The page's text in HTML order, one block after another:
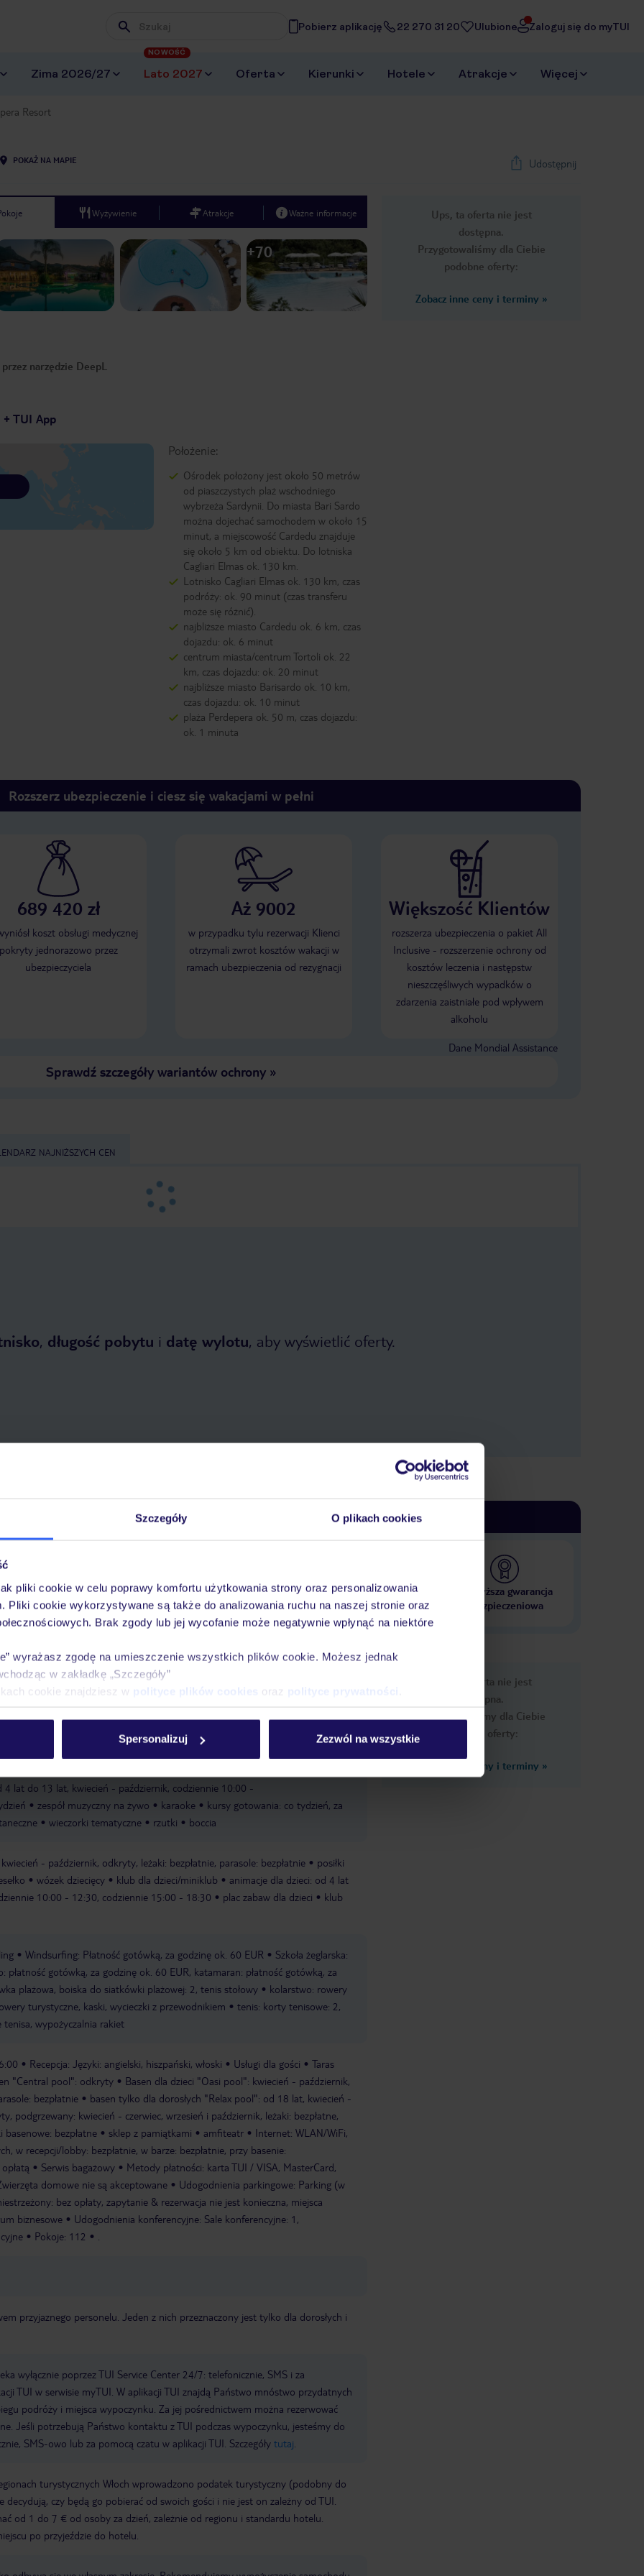
Szczegóły O plikach cookies
pliki cookie w celu poprawy komfortu użytkowania strony oraz personalizowania
Pliki cookie wykorzystywane są także do analizowania ruchu na naszej stronie oraz
Brak zgody lub jej wycofanie może negatywnie wpłynąć na niektóre
wyrażasz zgodę na umieszczenie wszystkich plików cookie. Możesz jednak
w zakładkę „Szczegóły”
cookie znajdziesz w polityce plików cookies oraz polityce prywatności
Spersonalizuj Zezwól na wszystkie
Wpisz frazę, której szukasz
Pobierz aplikację 22 270 31 20 Ulubione Zaloguj się do myTUI
Zima 2026/27 Lato 2027
NOWOŚĆ
Oferta Kierunki Hotele Atrakcje Więcej
Resort
POKAŻ NA MAPIE Udostępnij
Ups, ta oferta nie jest
dostępna.
Przygotowaliśmy dla Ciebie
podobne oferty:
Zobacz inne ceny i terminy »
Wyżywienie Atrakcje Ważne informacje
Next slide
1 /76
+70
narzędzie DeepL
TUI App
Położenie:
Ośrodek położony jest około 50 metrów
od piaszczystych plaż wschodniego
wybrzeża Sardynii. Do miasta Bari Sardo
można dojechać samochodem w około 15
minut, a miejscowość Cardedu znajduje
się około 5 km od obiektu. Do lotniska
Cagliari Elmas ok. 130 km.
Lotnisko Cagliari Elmas ok. 130 km, czas
podróży: ok. 90 minut (czas transferu
może się różnić).
najbliższe miasto Cardedu ok. 6 km, czas
dojazdu: ok. 6 minut
centrum miasta/centrum Tortoli ok. 22
km, czas dojazdu: ok. 20 minut
najbliższe miasto Barisardo ok. 10 km,
czas dojazdu: ok. 10 minut
plaża Perdepera ok. 50 m, czas dojazdu:
ok. 1 minuta
Rozszerz ubezpieczenie i ciesz się wakacjami w pełni
689 420 zł
koszt obsługi medycznej
pokryty jednorazowo przez
ubezpieczyciela
Aż 9002
w przypadku tylu rezerwacji Klienci
otrzymali zwrot kosztów wakacji w
ramach ubezpieczenia od rezygnacji
Większość Klientów
rozszerza ubezpieczenia o pakiet All
Inclusive - rozszerzenie ochrony od
kosztów leczenia i następstw
nieszczęśliwych wypadków o
zdarzenia zaistniałe pod wpływem
alkoholu
Dane Mondial Assistance
Sprawdź szczegóły wariantów ochrony»
NAJNIŻSZYCH CEN
, długość pobytu i datę wylotu, aby wyświetlić oferty.
Dlaczego warto wybrać TUI?
30 lat w Polsce
Tylko u nas opieka na
wakacjach 24/7
10 000 hoteli w ponad 50
krajach
Najwyższa gwarancja
ubezpieczeniowa
Wyżywienie
4 lat do 13 lat, kwiecień - październik, codziennie 10:00 -
zespół muzyczny na żywo karaoke
kursy gotowania: co tydzień, za
wieczorki tematyczne rzutki boccia
- październik, odkryty, leżaki: bezpłatnie, parasole: bezpłatnie
posiłki
wózek dziecięcy klub dla dzieci/miniklub
animacje dla dzieci: od 4 lat
10:00 - 12:30, codziennie 15:00 - 18:30
plac zabaw dla dzieci
klub
Windsurfing: Płatność gotówką, za godzinę ok. 60 EUR
Szkoła żeglarska:
płatność gotówką, za godzinę ok. 60 EUR, katamaran: płatność gotówką, za
plażowa, boiska do siatkówki plażowej: 2, tenis stołowy
kolarstwo: rowery
turystyczne, kaski, wycieczki z przewodnikiem
tenis: korty tenisowe: 2,
wypożyczalnia rakiet
Recepcja: Języki: angielski, hiszpański, włoski Usługi dla gości
Taras
"Central pool": odkryty
Basen dla dzieci "Oasi pool": kwiecień - październik,
bezpłatnie
basen tylko dla dorosłych "Relax pool": od 18 lat, kwiecień -
podgrzewany: kwiecień - czerwiec, wrzesień i październik, leżaki: bezpłatne,
basenowe: bezpłatne sklep z pamiątkami amfiteatr
Internet: WLAN/WiFi,
w recepcji/lobby: bezpłatnie, w barze: bezpłatnie, przy basenie:
Serwis bagażowy
Metody płatności: karta TUI / VISA, MasterCard,
domowe nie są akceptowane
Udogodnienia parkingowe: Parking (w
bez opłaty, zapytanie & rezerwacja nie jest konieczna, miejsca
biznesowe
Udogodnienia konferencyjne: Sale konferencyjne: 1,
Pokoje: 112
przyjaznego personelu. Jeden z nich przeznaczony jest tylko dla dorosłych i
wyłącznie poprzez TUI Service Center 24/7: telefonicznie, SMS i za
TUI w serwisie myTUI. W aplikacji TUI znajdą Państwo mnóstwo przydatnych
podróży i miejsca wypoczynku. Za jej pośrednictwem można rezerwować
Jeśli potrzebują Państwo kontaktu z TUI podczas wypoczynku, jesteśmy do
SMS-owo lub za pomocą czatu w aplikacji TUI. Szczegóły tutaj
turystycznych Włoch wprowadzono podatek turystyczny (podobny do
decydują, czy będą go pobierać od swoich gości i nie jest on zależny od TUI.
od 1 do 7 € od osoby za dzień, zależnie od regionu i standardu hotelu.
po przyjeździe do hotelu.
Ups, ta oferta nie jest
dostępna.
Przygotowaliśmy dla Ciebie
podobne oferty:
Zobacz inne ceny i terminy »